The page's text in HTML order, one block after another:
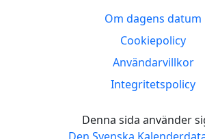
Om dagens datum
Cookiepolicy
Användarvillkor
Integritetspolicy
Denna sida använder